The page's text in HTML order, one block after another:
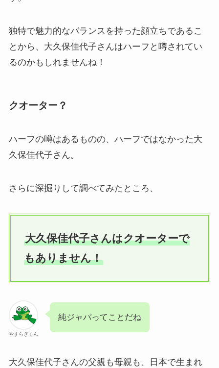
独特で魅力的なバランスを持った顔立ちであるこ
とから、大久保佳代子さんはハーフと噂されてい
るのかもしれませんね！
クオーター？
ハーフの噂はあるものの、ハーフではなかった大
久保佳代子さん。
さらに深掘りして調べてみたところ、
大久保佳代子さんはクオーターで
もありません！
やすらぎくん
純ジャパってことだね
大久保佳代子さんの父親も母親も、日本で生まれ